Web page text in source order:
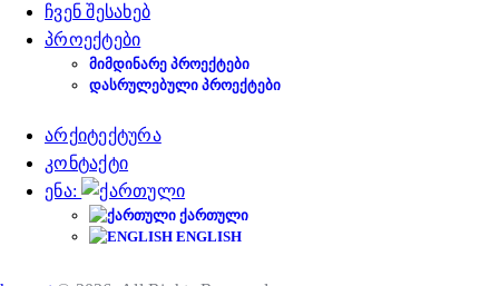
ჩვენ შესახებ
პროექტები
ᲛᲘᲛᲓᲘᲜᲐᲠᲔ ᲞᲠᲝᲔᲥᲢᲔᲑᲘ
ᲓᲐᲡᲠᲣᲚᲔᲑᲣᲚᲘ ᲞᲠᲝᲔᲥᲢᲔᲑᲘ
არქიტექტურა
კონტაქტი
ენა:
ᲥᲐᲠᲗᲣᲚᲘ
ENGLISH